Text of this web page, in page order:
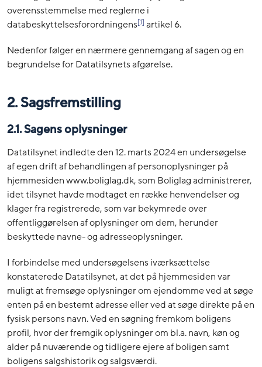
overensstemmelse med reglerne i
databeskyttelsesforordningens[1] artikel 6.
Nedenfor følger en nærmere gennemgang af sagen og en
begrundelse for Datatilsynets afgørelse.
2. Sagsfremstilling
2.1.Sagens oplysninger
Datatilsynet indledte den 12. marts 2024 en undersøgelse
af egen drift af behandlingen af personoplysninger på
hjemmesiden www.boliglag.dk, som Boliglag administrerer,
idet tilsynet havde modtaget en række henvendelser og
klager fra registrerede, som var bekymrede over
offentliggørelsen af oplysninger om dem, herunder
beskyttede navne- og adresseoplysninger.
I forbindelse med undersøgelsens iværksættelse
konstaterede Datatilsynet, at det på hjemmesiden var
muligt at fremsøge oplysninger om ejendomme ved at søge
enten på en bestemt adresse eller ved at søge direkte på en
fysisk persons navn. Ved en søgning fremkom boligens
profil, hvor der fremgik oplysninger om bl.a. navn, køn og
alder på nuværende og tidligere ejere af boligen samt
boligens salgshistorik og salgsværdi.